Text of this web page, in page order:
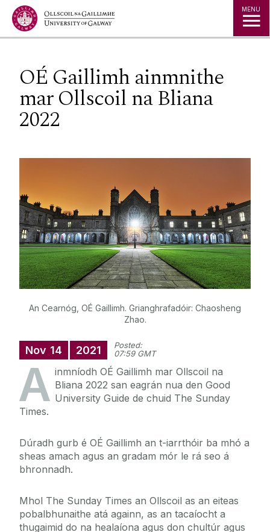
Jump to Content MENU
OÉ Gaillimh ainmnithe
mar Ollscoil na Bliana
2022
An Cearnóg, OÉ Gaillimh. Grianghrafadóir: Chaosheng
Zhao.
Nov 14 2021
Posted:
07:59 GMT
A inmníodh OÉ Gaillimh mar Ollscoil na
Bliana 2022 san eagrán nua den Good
University Guide de chuid The Sunday
Times.
Dúradh gurb é OÉ Gaillimh an t-iarrthóir ba mhó a
sheas amach agus an gradam mór le rá seo á
bhronnadh.
Mhol The Sunday Times an Ollscoil as an eiteas
pobalbhunaithe atá againn, as an tacaíocht a
thugaimid do na healaíona agus don chultúr agus